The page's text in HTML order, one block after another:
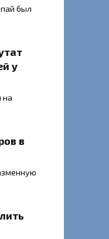
был
у
на
в